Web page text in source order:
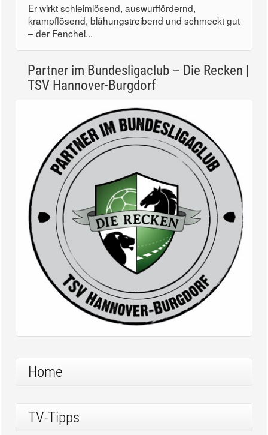
Er wirkt schleimlösend, auswurffördernd,
krampflösend, blähungstreibend und schmeckt gut
– der Fenchel...
Partner im Bundesligaclub – Die Recken |
TSV Hannover-Burgdorf
Home
TV-Tipps